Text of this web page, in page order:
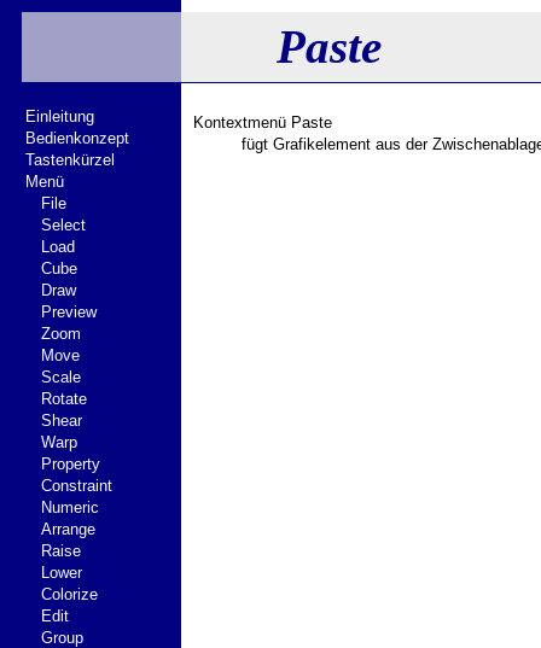
Paste
Kontextmenü Paste
fügt Grafikelement aus der
Einleitung
Bedienkonzept
Tastenkürzel
Menü
File
Select
Load
Cube
Draw
Preview
Zoom
Move
Scale
Rotate
Shear
Warp
Property
Constraint
Numeric
Arrange
Raise
Lower
Colorize
Edit
Group